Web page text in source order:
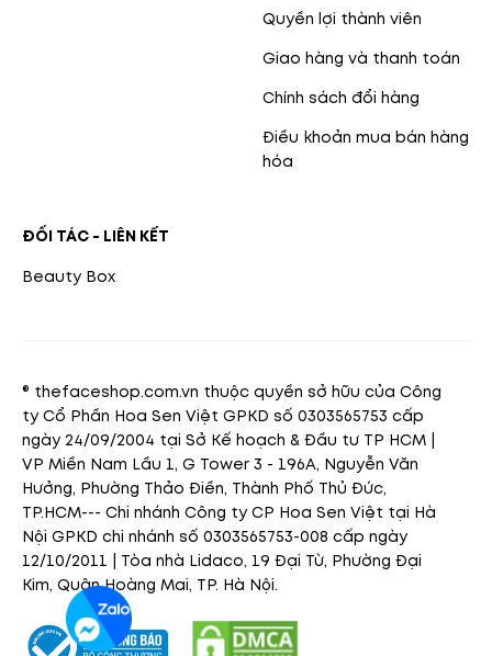
Quyền lợi thành viên
Giao hàng và thanh toán
Chính sách đổi hàng
Điều khoản mua bán hàng
hóa
ĐỐI TÁC - LIÊN KẾT
Beauty Box
® thefaceshop.com.vn thuộc quyền sở hữu của Công
ty Cổ Phần Hoa Sen Việt GPKD số 0303565753 cấp
ngày 24/09/2004 tại Sở Kế hoạch & Đầu tư TP HCM |
VP Miền Nam Lầu 1, G Tower 3 - 196A, Nguyễn Văn
Hưởng, Phường Thảo Điền, Thành Phố Thủ Đức,
TP.HCM--- Chi nhánh Công ty CP Hoa Sen Việt tại Hà
Nội GPKD chi nhánh số 0303565753-008 cấp ngày
12/10/2011 | Tòa nhà Lidaco, 19 Đại Từ, Phường Đại
Kim, Quận Hoàng Mai, TP. Hà Nội.